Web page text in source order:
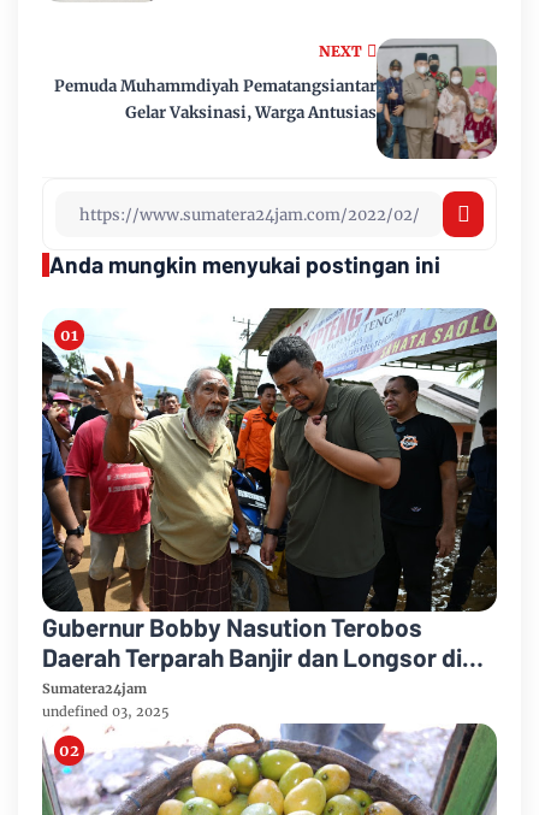
NEXT
Pemuda Muhammdiyah Pematangsiantar
Gelar Vaksinasi, Warga Antusias
Anda mungkin menyukai postingan ini
Gubernur Bobby Nasution Terobos
Daerah Terparah Banjir dan Longsor di
Tapteng
Sumatera24jam
undefined 03, 2025